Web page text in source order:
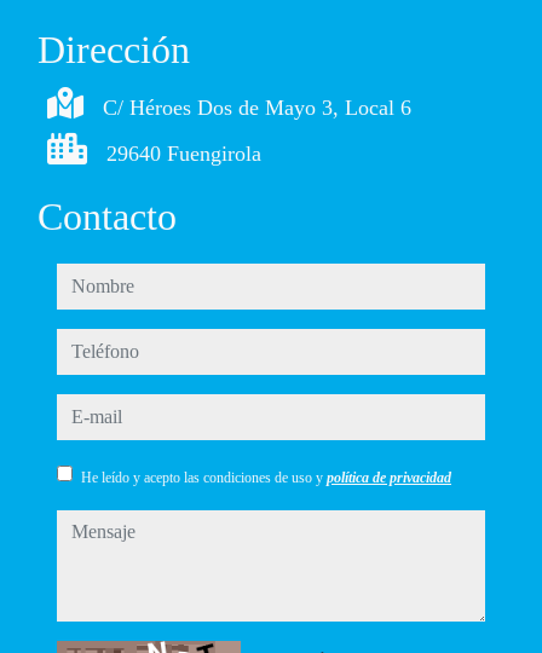
Dirección
C/ Héroes Dos de Mayo 3, Local 6
29640 Fuengirola
Contacto
nombre
teléfono
e-mail
He leído y acepto las condiciones de uso y política de privacidad
mensaje